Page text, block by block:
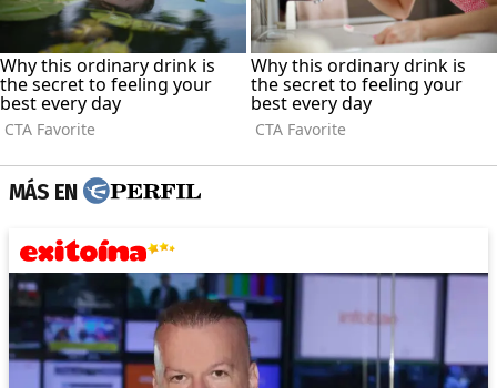
MÁS EN